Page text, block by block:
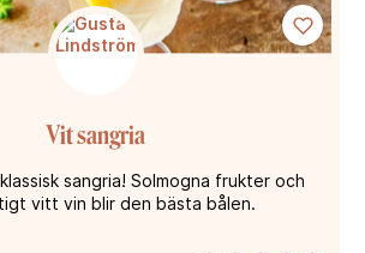
Vit sangria
sangria! Solmogna frukter och
vitt vin blir den bästa bålen.